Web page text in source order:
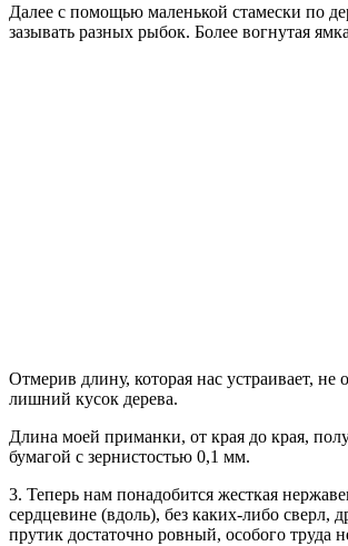
Далее с помощью маленькой стамески по
зазывать разных рыбок. Более вогнутая
Отмерив длину, которая нас устраивает, не
лишний кусок дерева.
Длина моей приманки, от края до края,
бумагой с зернистостью 0,1 мм.
3. Теперь нам понадобится жесткая
сердцевине (вдоль), без каких-либо сверл,
прутик достаточно ровный, особого труда